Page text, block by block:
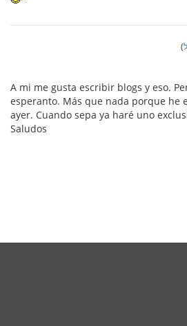
)
A mi me gusta escribir blogs y eso.
esperanto. Más que nada porque he
ayer. Cuando sepa ya haré uno
Saludos